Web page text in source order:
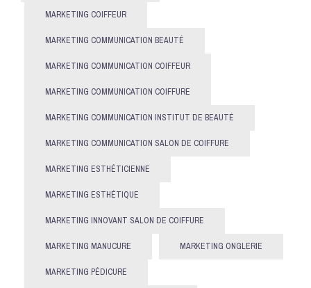
MARKETING COIFFEUR
MARKETING COMMUNICATION BEAUTÉ
MARKETING COMMUNICATION COIFFEUR
MARKETING COMMUNICATION COIFFURE
MARKETING COMMUNICATION INSTITUT DE BEAUTÉ
MARKETING COMMUNICATION SALON DE COIFFURE
MARKETING ESTHÉTICIENNE
MARKETING ESTHÉTIQUE
MARKETING INNOVANT SALON DE COIFFURE
MARKETING MANUCURE MARKETING ONGLERIE
MARKETING PÉDICURE